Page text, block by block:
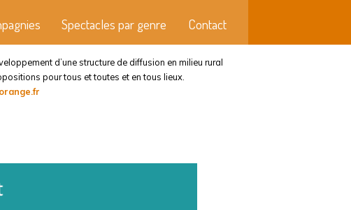
Spectacles par genre Contact
d’une structure de diffusion en milieu rural
pour tous et toutes et en tous lieux.